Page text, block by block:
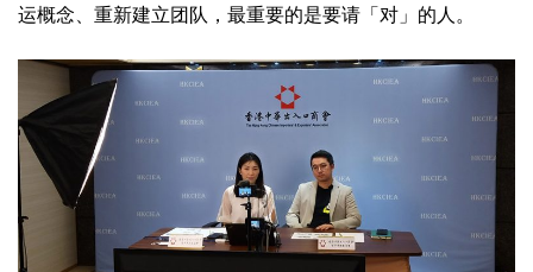
运概念、重新建立团队，最重要的是要请「对」的人。